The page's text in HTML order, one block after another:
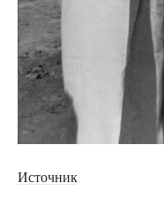
Источник